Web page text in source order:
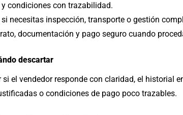
condiciones con trazabilidad.
si necesitas inspección, transporte o gestión
documentación y pago seguro cuando
descartar
el vendedor responde con claridad, el
o condiciones de pago poco trazables.